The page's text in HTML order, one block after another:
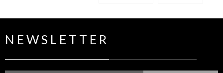
NEWSLETTER